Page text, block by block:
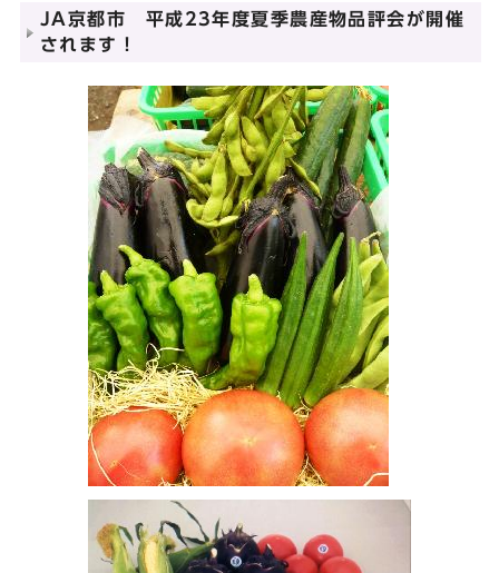
JA京都市 平成23年度夏季農産物品評会が開催
されます！